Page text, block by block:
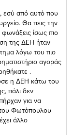
εσύ από αυτό που
Θα πεις την
ίσως πιο
της ΔΕΗ ήταν
λόγω του πιο
αγοράς
.
η ΔΕΗ κάτω του
πάλι δεν
για να
Φωτόπουλου
άλλο